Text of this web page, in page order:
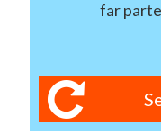
far